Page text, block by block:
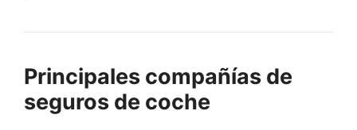
Principales compañías de
seguros de coche